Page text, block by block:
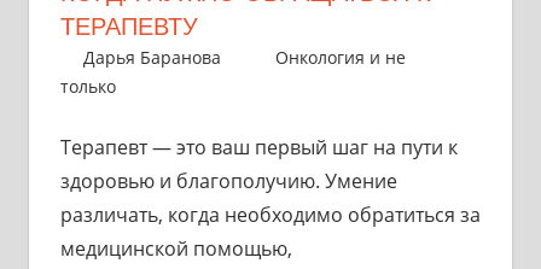
ТЕРАПЕВТУ
27 сентября 2025
Дарья Баранова
Онкология и не
только
Терапевт — это ваш первый шаг на пути к
здоровью и благополучию. Умение
различать, когда необходимо обратиться за
медицинской помощью,